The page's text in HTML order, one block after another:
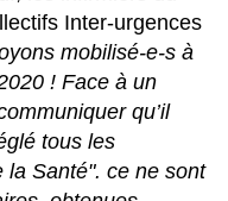
Inter-urgences
mobilisé-e-s à
! Face à un
qu’il
tous les
la Santé". ce ne sont